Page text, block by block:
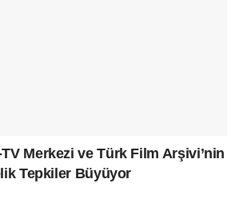
Merkezi ve Türk Film Arşivi’nin
Tepkiler Büyüyor